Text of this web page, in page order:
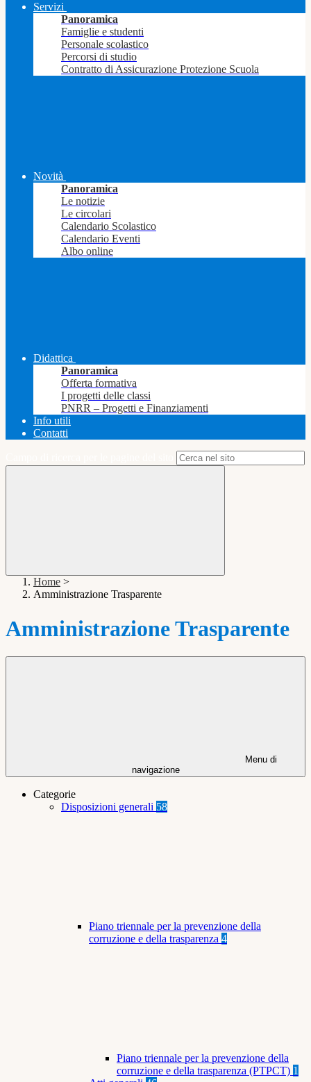
Servizi
Panoramica
Famiglie e studenti
Personale scolastico
Percorsi di studio
Contratto di Assicurazione Protezione Scuola
Novità
Panoramica
Le notizie
Le circolari
Calendario Scolastico
Calendario Eventi
Albo online
Didattica
Panoramica
Offerta formativa
I progetti delle classi
PNRR – Progetti e Finanziamenti
Info utili
Contatti
Home >
Amministrazione Trasparente
Amministrazione Trasparente
Menu di
navigazione
Categorie
Disposizioni generali 58
Piano triennale per la prevenzione della
corruzione e della trasparenza 4
Piano triennale per la prevenzione della
corruzione e della trasparenza (PTPCT) 1